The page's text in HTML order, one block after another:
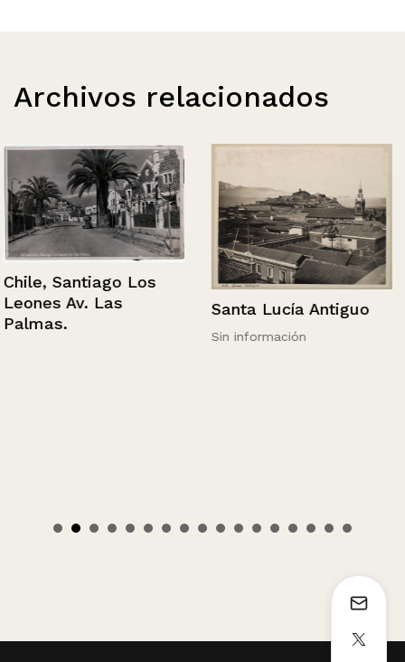
Archivos relacionados
Chile, Santiago Los
Leones Av. Las
Palmas.
Santa Lucía Antiguo
Sin información